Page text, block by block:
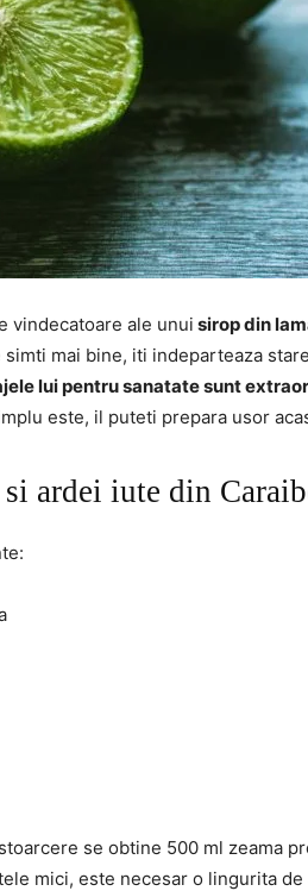
vindecatoare ale unui sirop din
mai bine, iti indeparteaza
lui pentru sanatate sunt
este, il puteti prepara usor
ardei iute din
se obtine 500 ml zeama
mici, este necesar o lingurita